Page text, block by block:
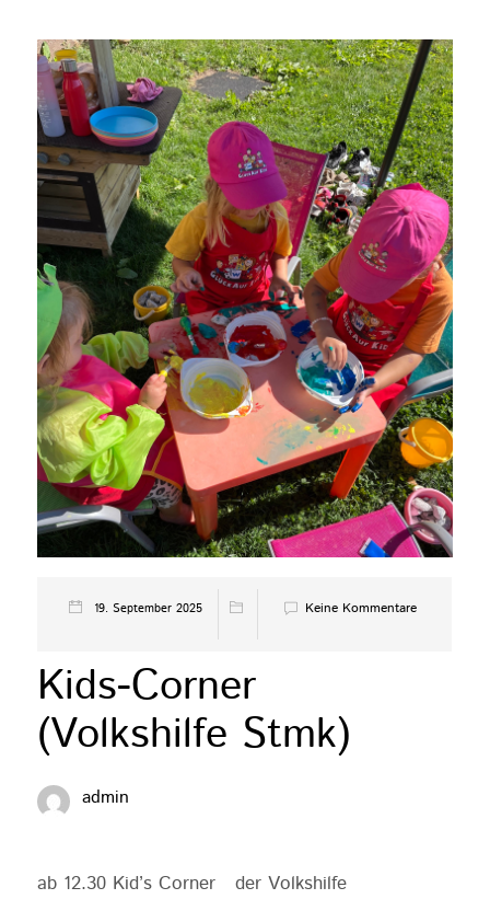
19. September 2025 Keine Kommentare
Kids-Corner
(Volkshilfe Stmk)
admin
ab 12.30 Kid’s Corner der Volkshilfe